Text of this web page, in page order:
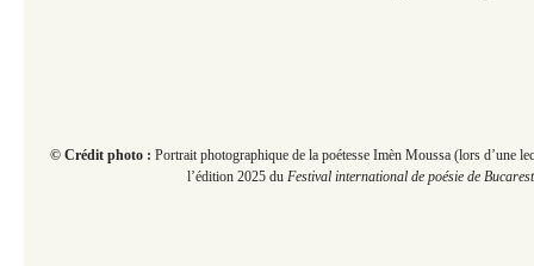
© Crédit photo : Portrait photographique de la poétesse Imèn Moussa (lors d’une
l’édition 2025 du Festival international de poésie de Bucarest